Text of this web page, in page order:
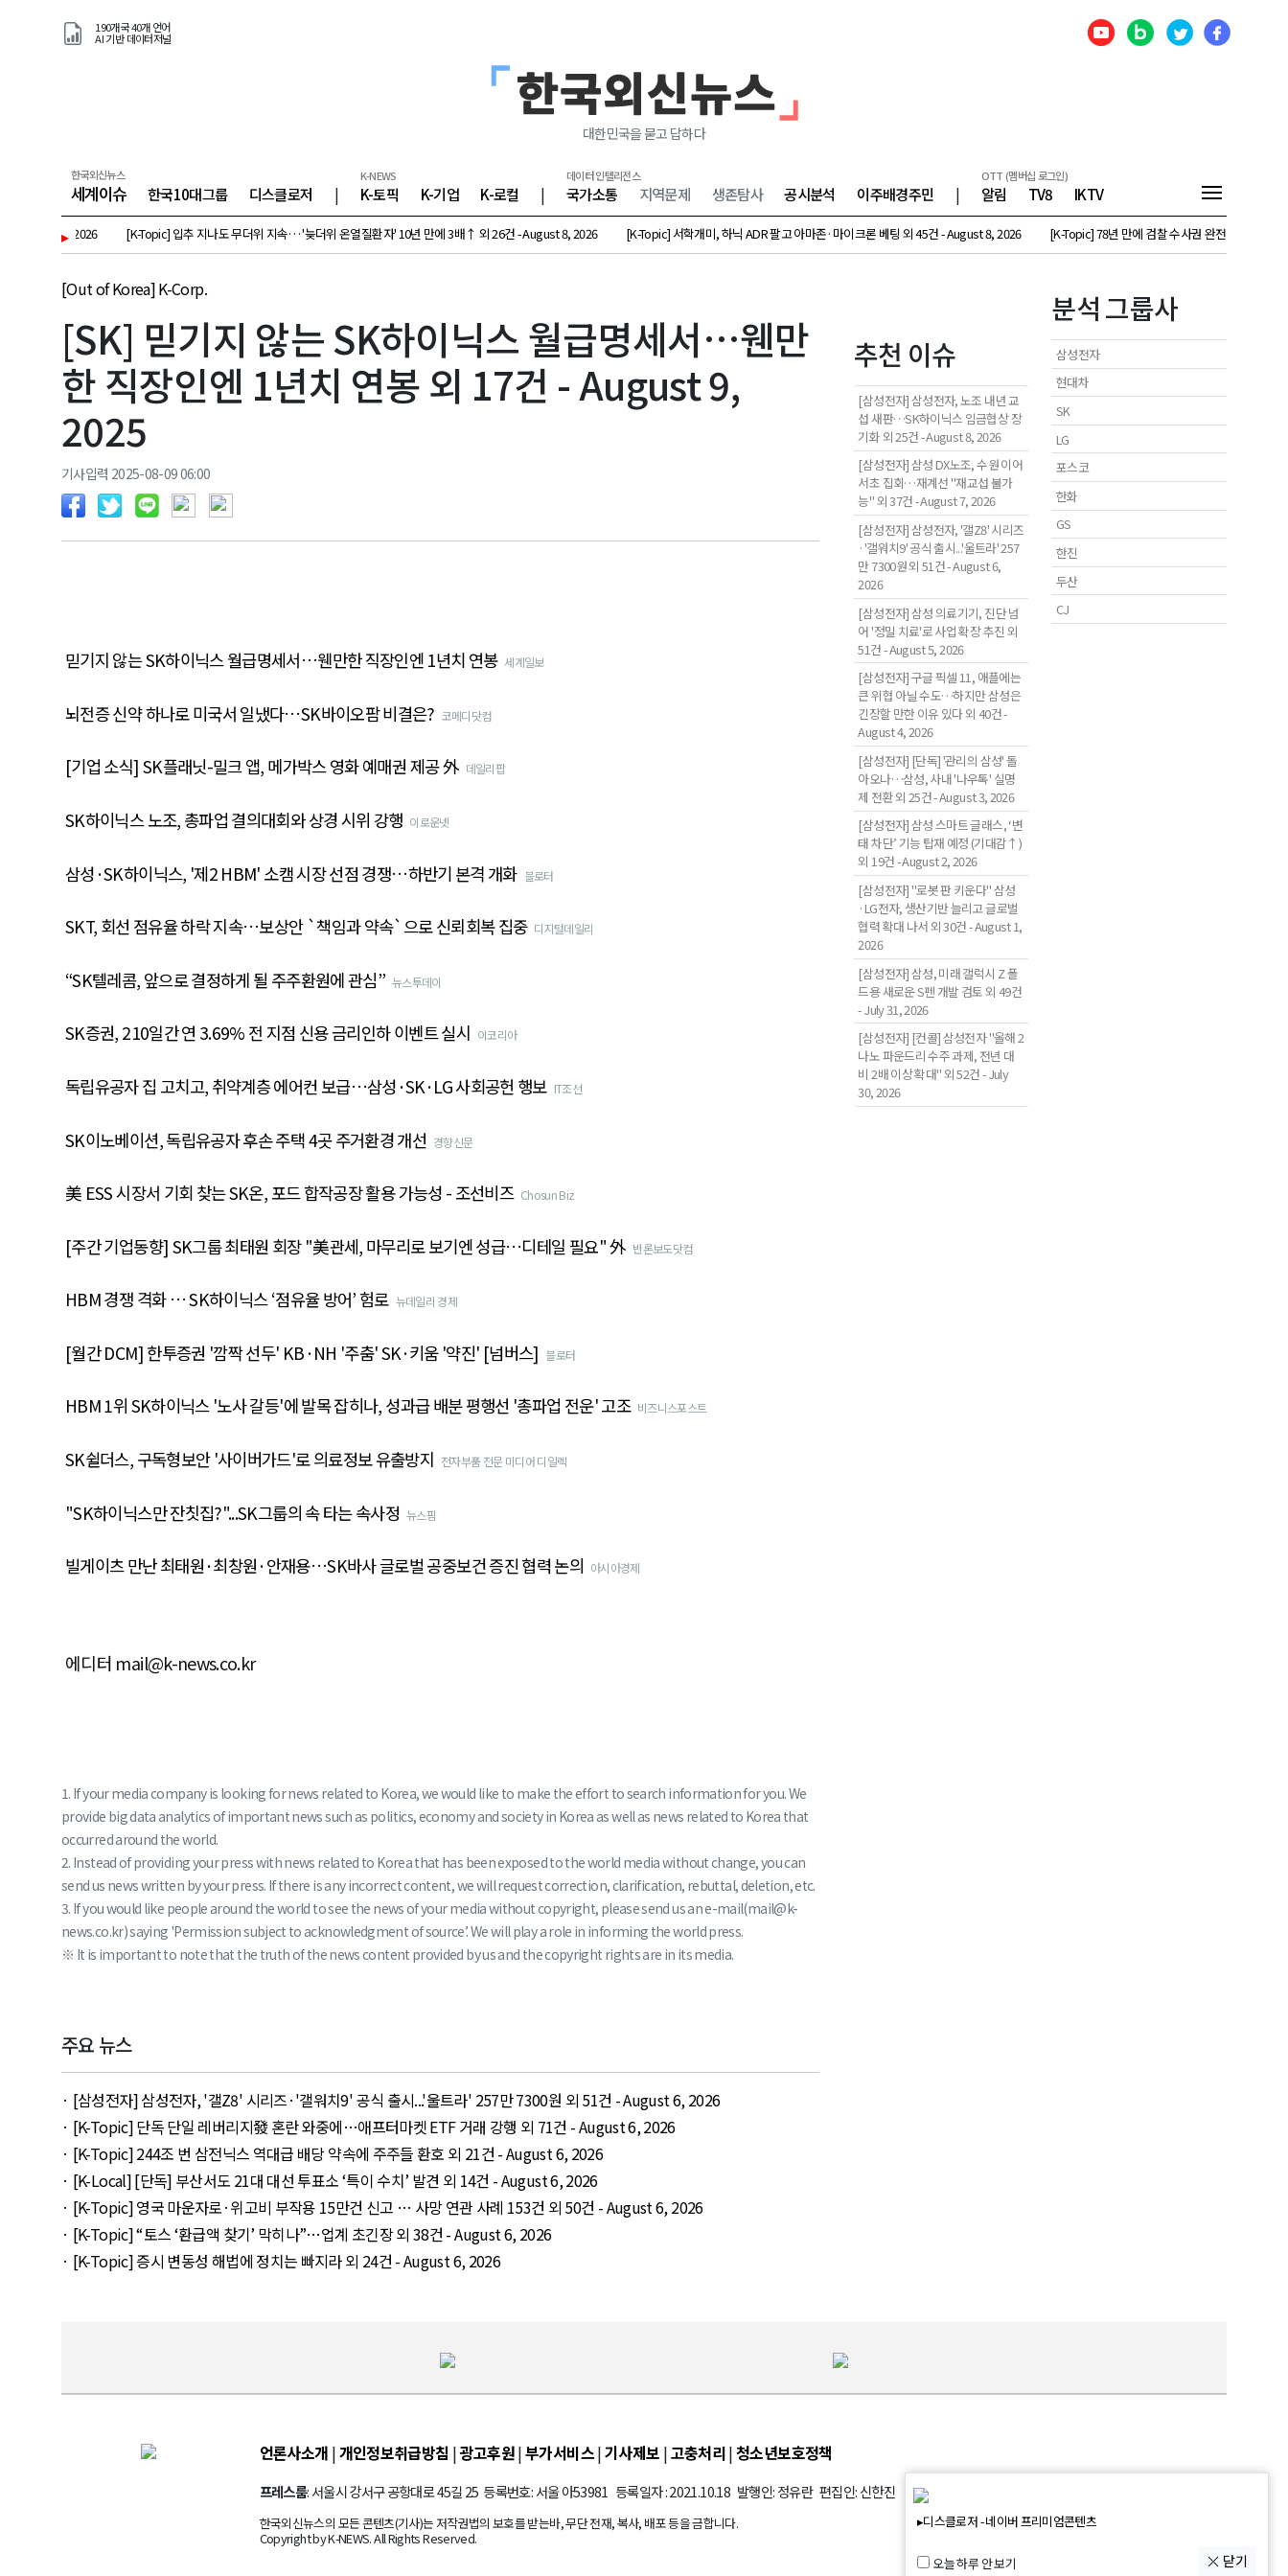
190개국 40개 언어
AI 기반 데이터저널
대한민국을 묻고 답하다
한국외신뉴스
세계이슈 한국10대그룹 디스클로저 |
K-NEWS
K-토픽 K-기업 K-로컬 |
데이터 인텔리전스
국가소통 지역문제 생존탐사 공시분석 이주배경주민 |
OTT (멤버십 로그인)
알림 TV8 IKTV
▸ [K-Topic] 입추 지나도 무더위 지속… '늦더위 온열질환자' 10년 만에 3배↑ 외 26건 - August 8, 2026 [K-Topic] 서학개미, 하닉 ADR 팔고 아마존·마이크론 베팅 외 45건 - August 8, 2026 [K-Topic] 78년 만에 검찰 수사권 완전 폐지…고개 드는 위헌
[Out of Korea] K-Corp.
[SK] 믿기지 않는 SK하이닉스 월급명세서…웬만
한 직장인엔 1년치 연봉 외 17건 - August 9,
2025
기사입력 2025-08-09 06:00
믿기지 않는 SK하이닉스 월급명세서…웬만한 직장인엔 1년치 연봉 세계일보
뇌전증 신약 하나로 미국서 일냈다…SK바이오팜 비결은? 코메디닷컴
[기업 소식] SK플래닛-밀크 앱, 메가박스 영화 예매권 제공 外 데일리팝
SK하이닉스 노조, 총파업 결의대회와 상경 시위 강행 이로운넷
삼성·SK하이닉스, '제2 HBM' 소캠 시장 선점 경쟁…하반기 본격 개화 블로터
SKT, 회선 점유율 하락 지속…보상안 `책임과 약속`으로 신뢰회복 집중 디지털데일리
“SK텔레콤, 앞으로 결정하게 될 주주환원에 관심” 뉴스투데이
SK증권, 210일간 연 3.69% 전 지점 신용 금리인하 이벤트 실시 이코리아
독립유공자 집 고치고, 취약계층 에어컨 보급…삼성·SK·LG 사회공헌 행보 IT조선
SK이노베이션, 독립유공자 후손 주택 4곳 주거환경 개선 경향신문
美 ESS 시장서 기회 찾는 SK온, 포드 합작공장 활용 가능성 - 조선비즈 Chosun Biz
[주간 기업동향] SK그룹 최태원 회장 "美관세, 마무리로 보기엔 성급…디테일 필요" 外 반론보도닷컴
HBM 경쟁 격화 … SK하이닉스 ‘점유율 방어’ 험로 뉴데일리 경제
[월간 DCM] 한투증권 '깜짝 선두' KB·NH '주춤' SK·키움 '약진' [넘버스] 블로터
HBM 1위 SK하이닉스 '노사 갈등'에 발목 잡히나, 성과급 배분 평행선 '총파업 전운' 고조 비즈니스포스트
SK쉴더스, 구독형보안 '사이버가드'로 의료정보 유출방지 전자부품 전문 미디어 디일렉
"SK하이닉스만 잔칫집?"...SK그룹의 속 타는 속사정 뉴스핌
빌게이츠 만난 최태원·최창원·안재용…SK바사 글로벌 공중보건 증진 협력 논의 아시아경제
에디터 mail@k-news.co.kr
1. If your media company is looking for news related to Korea, we would like to make the effort to search information for you. We
provide big data analytics of important news such as politics, economy and society in Korea as well as news related to Korea that
occurred around the world.
2. Instead of providing your press with news related to Korea that has been exposed to the world media without change, you can
send us news written by your press. If there is any incorrect content, we will request correction, clarification, rebuttal, deletion, etc.
3. If you would like people around the world to see the news of your media without copyright, please send us an e-mail(mail@k-
news.co.kr) saying 'Permission subject to acknowledgment of source’. We will play a role in informing the world press.
※ It is important to note that the truth of the news content provided by us and the copyright rights are in its media.
주요 뉴스
· [삼성전자] 삼성전자, '갤Z8' 시리즈·'갤워치9' 공식 출시...'울트라' 257만 7300원 외 51건 - August 6, 2026
· [K-Topic] 단독 단일 레버리지發 혼란 와중에…애프터마켓 ETF 거래 강행 외 71건 - August 6, 2026
· [K-Topic] 244조 번 삼전닉스 역대급 배당 약속에 주주들 환호 외 21건 - August 6, 2026
· [K-Local] [단독] 부산서도 21대 대선 투표소 ‘특이 수치’ 발견 외 14건 - August 6, 2026
· [K-Topic] 영국 마운자로·위고비 부작용 15만건 신고 … 사망 연관 사례 153건 외 50건 - August 6, 2026
· [K-Topic] “토스 ‘환급액 찾기’ 막히나”…업계 초긴장 외 38건 - August 6, 2026
· [K-Topic] 증시 변동성 해법에 정치는 빠지라 외 24건 - August 6, 2026
추천 이슈
[삼성전자] 삼성전자, 노조 내년 교
섭 새판…SK하이닉스 임금협상 장
기화 외 25건 - August 8, 2026
[삼성전자] 삼성 DX노조, 수원 이어
서초 집회…재계선 "재교섭 불가
능" 외 37건 - August 7, 2026
[삼성전자] 삼성전자, '갤Z8' 시리즈
·'갤워치9' 공식 출시...'울트라' 257
만 7300원 외 51건 - August 6,
2026
[삼성전자] 삼성 의료기기, 진단 넘
어 '정밀 치료'로 사업 확장 추진 외
51건 - August 5, 2026
[삼성전자] 구글 픽셀 11, 애플에는
큰 위협 아닐 수도…하지만 삼성은
긴장할 만한 이유 있다 외 40건 -
August 4, 2026
[삼성전자] [단독] '관리의 삼성' 돌
아오나…삼성, 사내 '나우톡' 실명
제 전환 외 25건 - August 3, 2026
[삼성전자] 삼성 스마트 글래스, ‘변
태 차단’ 기능 탑재 예정 (기대감↑)
외 19건 - August 2, 2026
[삼성전자] "로봇 판 키운다" 삼성
·LG전자, 생산기반 늘리고 글로벌
협력 확대 나서 외 30건 - August 1,
2026
[삼성전자] 삼성, 미래 갤럭시 Z 폴
드용 새로운 S펜 개발 검토 외 49건
- July 31, 2026
[삼성전자] [컨콜] 삼성전자 "올해 2
나노 파운드리 수주 과제, 전년 대
비 2배 이상 확대" 외 52건 - July
30, 2026
분석 그룹사
삼성전자
현대차
SK
LG
포스코
한화
GS
한진
두산
CJ
▸디스클로저 - 네이버 프리미엄콘텐츠
오늘 하루 안 보기 닫기
언론사소개 |개인정보취급방침 |광고후원|부가서비스|기사제보 |고충처리|청소년보호정책
프레스룸: 서울시 강서구 공항대로 45길 25 등록번호: 서울 아53981 등록일자 : 2021.10.18 발행인: 정유란 편집인: 신한진
한국외신뉴스의 모든 콘텐츠(기사)는 저작권법의 보호를 받는바, 무단 전재, 복사, 배포 등을 금합니다.
Copyright by K-NEWS. All Rights Reserved.